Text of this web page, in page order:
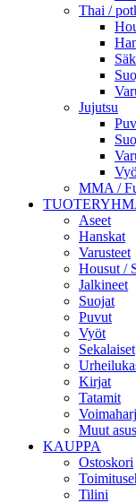
Thai /
Jujutsu
MMA /
Aseet
Hanskat
Varusteet
Housut /
Jalkineet
Suojat
Puvut
Vyöt
Sekalaiset
Kirjat
Tatamit
Muut
KAUPPA
Ostoskori
Tilini